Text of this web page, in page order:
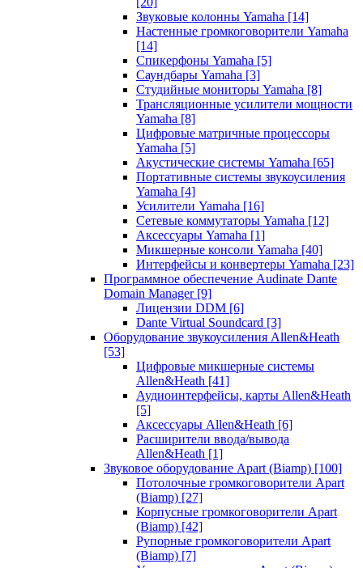
Звуковые колонны Yamaha [14]
Настенные громкоговорители Yamaha
[14]
Спикерфоны Yamaha [5]
Саундбары Yamaha [3]
Студийные мониторы Yamaha [8]
Трансляционные усилители мощности
Yamaha [8]
Цифровые матричные процессоры
Yamaha [5]
Акустические системы Yamaha [65]
Портативные системы звукоусиления
Yamaha [4]
Усилители Yamaha [16]
Сетевые коммутаторы Yamaha [12]
Аксессуары Yamaha [1]
Микшерные консоли Yamaha [40]
Интерфейсы и конвертеры Yamaha [23]
Программное обеспечение Audinate Dante
Domain Manager [9]
Лицензии DDM [6]
Dante Virtual Soundcard [3]
Оборудование звукоусиления Allen&Heath
[53]
Цифровые микшерные системы
Allen&Heath [41]
Аудиоинтерфейсы, карты Allen&Heath
[5]
Аксессуары Allen&Heath [6]
Расширители ввода/вывода
Allen&Heath [1]
Звуковое оборудование Apart (Biamp) [100]
Потолочные громкоговорители Apart
(Biamp) [27]
Корпусные громкоговорители Apart
(Biamp) [42]
Рупорные громкоговорители Apart
(Biamp) [7]